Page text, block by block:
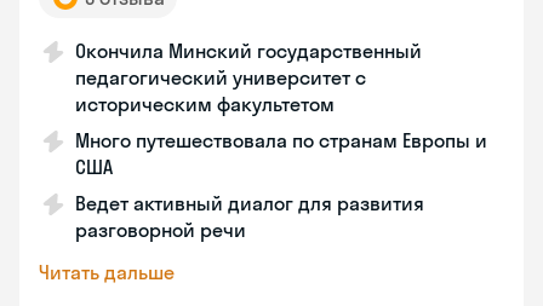
Окончила Минский государственный
педагогический университет с
историческим факультетом
Много путешествовала по странам Европы и
США
Ведет активный диалог для развития
разговорной речи
Читать дальше